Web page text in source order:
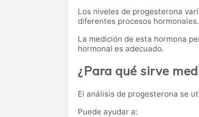
Los niveles de progesterona
diferentes procesos hormonales.
La medición de esta hormona
hormonal es adecuado.
¿Para qué sirve
El análisis de progesterona se
Puede ayudar a: